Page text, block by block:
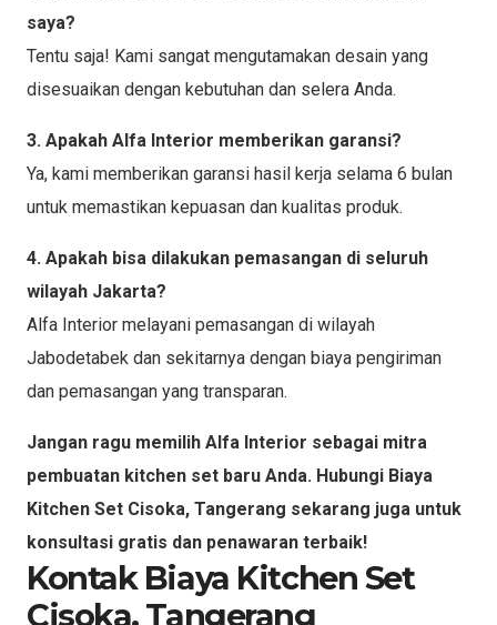
saya?
Tentu saja! Kami sangat mengutamakan desain yang
disesuaikan dengan kebutuhan dan selera Anda.
3. Apakah Alfa Interior memberikan garansi?
Ya, kami memberikan garansi hasil kerja selama 6 bulan
untuk memastikan kepuasan dan kualitas produk.
4. Apakah bisa dilakukan pemasangan di seluruh
wilayah Jakarta?
Alfa Interior melayani pemasangan di wilayah
Jabodetabek dan sekitarnya dengan biaya pengiriman
dan pemasangan yang transparan.
Jangan ragu memilih Alfa Interior sebagai mitra
pembuatan kitchen set baru Anda. Hubungi Biaya
Kitchen Set Cisoka, Tangerang sekarang juga untuk
konsultasi gratis dan penawaran terbaik!
Kontak Biaya Kitchen Set
Cisoka, Tangerang